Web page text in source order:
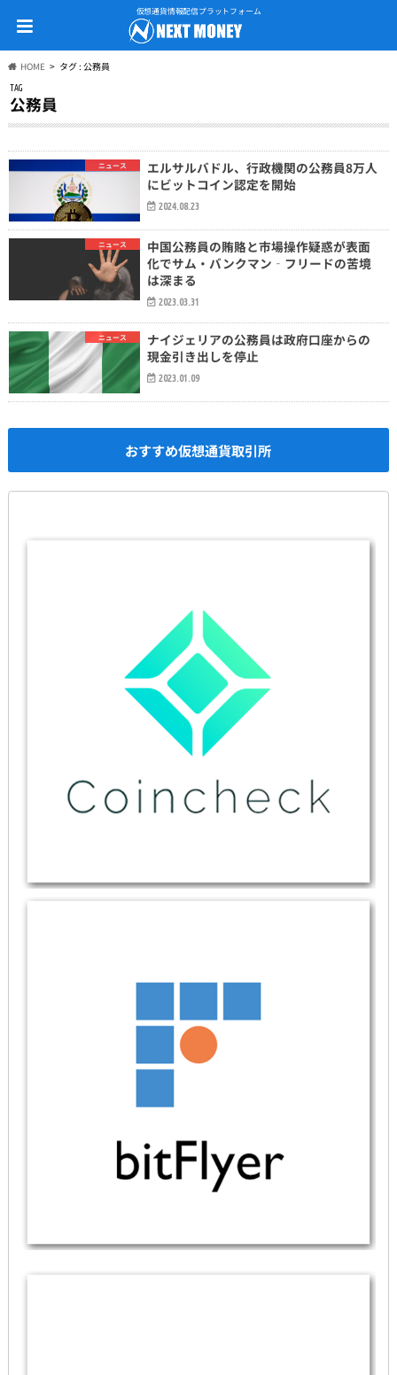
仮想通貨情報配信プラットフォーム
HOME タグ : 公務員
TAG
公務員
ニュース
エルサルバドル、行政機関の公務員8万人
にビットコイン認定を開始
2024.08.23
ニュース
中国公務員の賄賂と市場操作疑惑が表面
化でサム・バンクマン‐フリードの苦境
は深まる
2023.03.31
ニュース
ナイジェリアの公務員は政府口座からの
現金引き出しを停止
2023.01.09
おすすめ仮想通貨取引所